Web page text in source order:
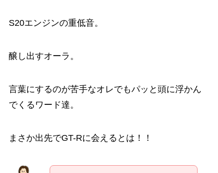
S20エンジンの重低音。
醸し出すオーラ。
言葉にするのが苦手なオレでもパッと頭に浮かん
でくるワード達。
まさか出先でGT-Rに会えるとは！！